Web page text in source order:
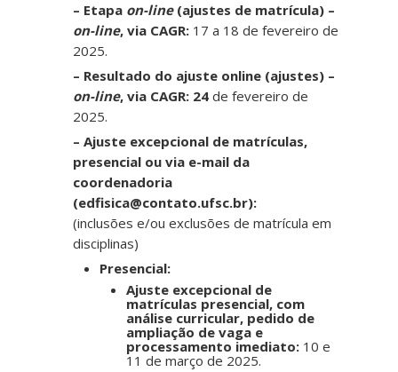
– Etapa on-line(ajustes de matrícula) –
on-line, via CAGR: 17 a 18 de fevereiro de
2025.
– Resultado do ajuste online (ajustes) –
on-line, via CAGR: 24 de fevereiro de
2025.
– Ajuste excepcional de matrículas,
presencial ou via e-mail da
coordenadoria
(edfisica@contato.ufsc.br):
(inclusões e/ou exclusões de matrícula em
disciplinas)
Presencial:
Ajuste excepcional de
matrículas presencial, com
análise curricular, pedido de
ampliação de vaga e
processamento imediato: 10 e
11 de março de 2025.